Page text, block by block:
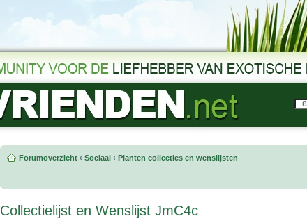
Forumoverzicht ‹ Sociaal ‹ Planten collecties en wenslijsten
Collectielijst en Wenslijst JmC4c